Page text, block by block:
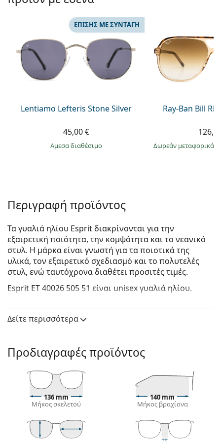
Persol
Όλες οι μάρκες
Lentiamo Lefteris Stone Silver
ΕΠΊΣΗΣ ΜΕ ΣΥΝΤΑΓΉ
45,00 €
άμεσα διαθέσιμο
Ray-Ban Bill
Δωρεάν μεταφορικά
Περιγραφή προϊόντος
Τα γυαλιά ηλίου Esprit διακρίνονται για την
εξαιρετική ποιότητα, την κομψότητα και το νεανικό
στυλ. Η μάρκα είναι γνωστή για τα ποιοτικά της
υλικά, τον εξαιρετικό σχεδιασμό και το πολυτελές
στυλ, ενώ ταυτόχρονα διαθέτει προσιτές τιμές.
Esprit ET 40026 505 51 είναι unisex γυαλιά ηλίου.
με τη λειτουργία του Εικονικού καθρέφτη του
Lentiamo.
Το γκρι χρώμα του σκελετού ταιριάζει απόλυτα με
ένα δροσερό χρώμα δέρματος και με κόκκινα,
γκρίζα, άσπρα ή σκούρα ξανθά μαλλιά.
Οι τετράγωνοι σκελετοί γυαλιών ηλίου
ιδανική επιλογή για όσους έχουν στρογγυλό, οβάλ
Ο σκελετός των γυαλιών ηλίου είναι
κατασκευασμένος από μέταλλο, το οποίο διατηρεί
Δείτε περισσότερα
Προδιαγραφές προϊόντος
136 mm
Μήκος σκελετού
140 mm
Μήκος βραχίονα